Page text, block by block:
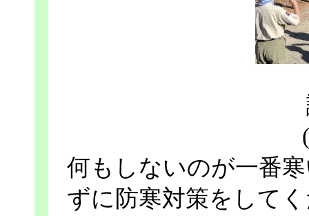
何もしないのが一番
ずに防寒対策をして